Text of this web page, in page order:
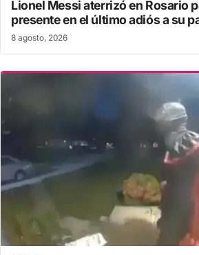
Lionel Messi aterrizó en Rosario
presente en el último adiós a su
8 agosto, 2026